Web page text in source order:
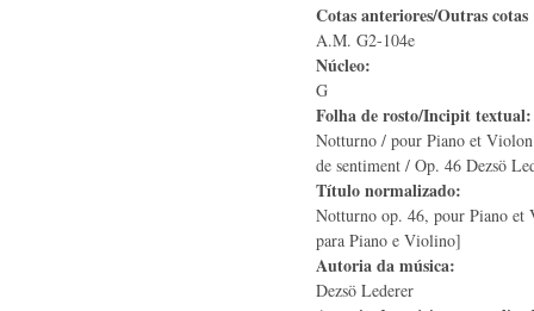
Cotas anteriores/Outras
A.M. G2-104e
Núcleo:
G
Folha de rosto/Incipit
Notturno / pour Piano et Violon
de sentiment / Op. 46 Dezsö
Título normalizado:
Notturno op. 46, pour Piano
para Piano e Violino]
Autoria da música:
Dezsö Lederer